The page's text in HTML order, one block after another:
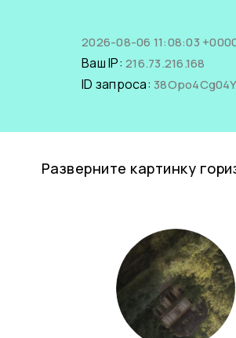
2026-08-06 11:08:03
Ваш IP: 216.73.216.168
ID запроса:
Разверните картинку